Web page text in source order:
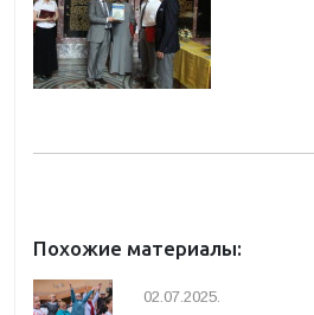
Похожие материалы:
02.07.2025.